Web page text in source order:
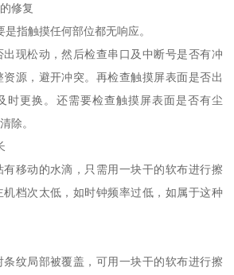
修复
指触摸任何部位都无响应。
现松动，然后检查串口及中断号是否有冲
源，避开冲突。再检查触摸屏表面是否出
时更换。还需要检查触摸屏表面是否有尘
除。
移动的水滴，只需用一块干的软布进行擦
档次太低，如时钟频率过低，如属于这种
纹局部被覆盖，可用一块干的软布进行擦